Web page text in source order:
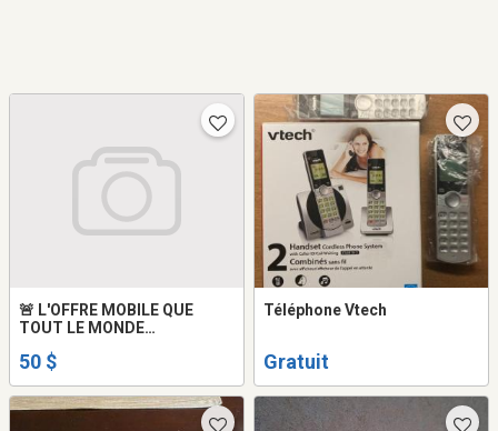
🚨 L'OFFRE MOBILE QUE
TOUT LE MONDE
50 $
Téléphone Vtech
Gratuit